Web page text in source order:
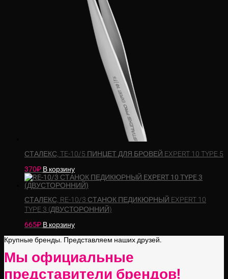
СТАЛЕКС, TE-10/5 ПИНЦЕТ ДЛЯ БРОВЕЙ EXPERT 10 TYPE 5
370₽ В корзину
СТАЛЕКС, RE-10/3 СТАНОК ПЕДИКЮРНЫЙ EXPERT 10
TYPE 3 (ДВУСТОРОННИЙ)
665₽ В корзину
Крупные бренды. Представляем наших друзей.
Мы официальные
представители брендов!